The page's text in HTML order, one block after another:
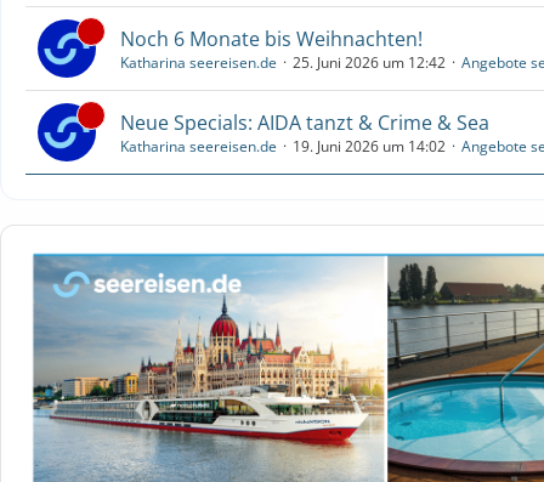
Noch 6 Monate bis Weihnachten!
Katharina seereisen.de 25. Juni 2026 um 12:42 Angebote
Neue Specials: AIDA tanzt & Crime & Sea
Katharina seereisen.de 19. Juni 2026 um 14:02 Angebote